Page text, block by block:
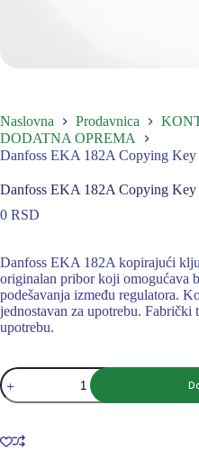
Naslovna Prodavnica
DODATNA OPREMA
Danfoss EKA 182A Copying
Danfoss EKA 182A Copying
0 RSD
Danfoss EKA 182A kopirajući
originalan pribor koji omogućava
podešavanja između regulatora.
jednostavan za upotrebu. Fabrički
upotrebu.
Danfoss
EKA
182A
Key
EKC